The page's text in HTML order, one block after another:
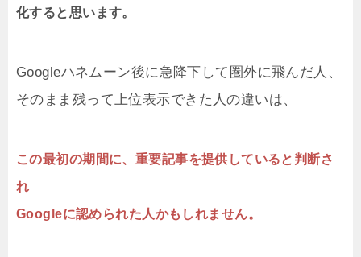
化すると思います。
Googleハネムーン後に急降下して圏外に飛んだ人、
そのまま残って上位表示できた人の違いは、
この最初の期間に、重要記事を提供していると判断さ
れ
Googleに認められた人かもしれません。